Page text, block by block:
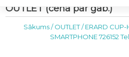
OUTLET (cena par gab.)
Sākums/OUTLET/ERARD CUP-
SMARTPHONE 726152